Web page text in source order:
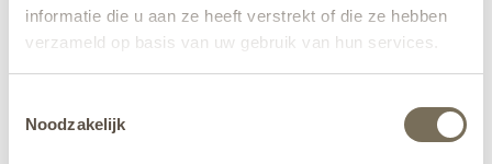
informatie die u aan ze heeft verstrekt of die ze hebben
verzameld op basis van uw gebruik van hun services.
jehier.
Noodzakelijk